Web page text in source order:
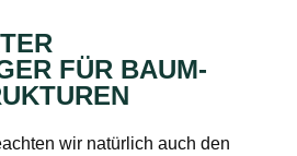
FÜR BAUM-
wir natürlich auch den